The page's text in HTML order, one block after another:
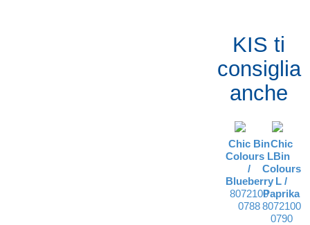
KIS ti
consiglia
anche
Chic Bin
Colours L
/
Blueberry
8072100
0788
Chic
Bin
Colours
L /
Paprika
8072100
0790